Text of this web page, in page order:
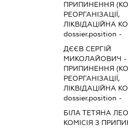
ПРИПИНЕННЯ
РЕОРГАНІЗАЦІЇ,
ЛІКВІДАЦІЙНА
dossier.position -
ДЄЄВ СЕРГІЙ
МИКОЛАЙОВИЧ -
ПРИПИНЕННЯ
РЕОРГАНІЗАЦІЇ,
ЛІКВІДАЦІЙНА
dossier.position -
БІЛА ТЕТЯНА
КОМІСІЯ З